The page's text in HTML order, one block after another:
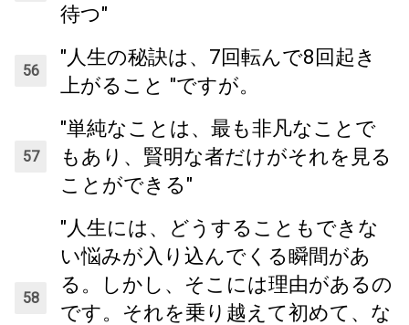
待つ"
"人生の秘訣は、7回転んで8回起き
上がること "ですが。
"単純なことは、最も非凡なことで
もあり、賢明な者だけがそれを見る
ことができる"
"人生には、どうすることもできな
い悩みが入り込んでくる瞬間があ
る。しかし、そこには理由があるの
です。それを乗り越えて初めて、な